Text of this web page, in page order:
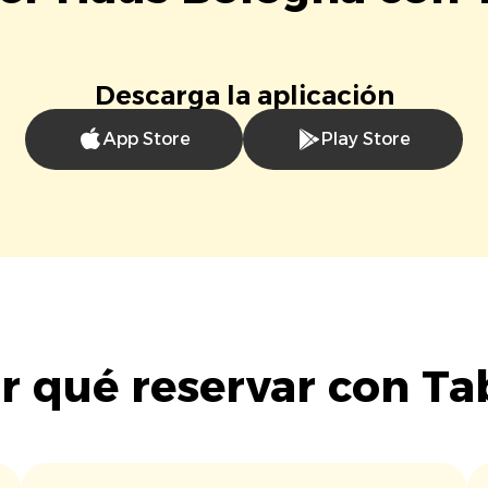
Descarga la aplicación
App Store Play Store
qué reservar con